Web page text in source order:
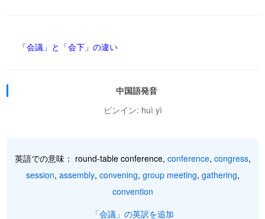
「会議」と「会下」の違い
中国語発音
ピンイン: huì yì
英語での意味： round-table conference, conference, congress,
session, assembly, convening, group meeting, gathering,
convention
「会議」の英訳を追加